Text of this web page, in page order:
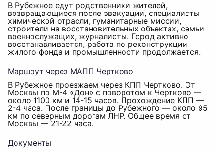
В Рубежное едут родственники жителей,
возвращающиеся после эвакуации, специалисты
химической отрасли, гуманитарные миссии,
строители на восстановительных объектах, семьи
военнослужащих, журналисты. Город активно
восстанавливается, работа по реконструкции
жилого фонда и промышленности продолжается.
Маршрут через МАПП Чертково
В Рубежное проезжаем через КПП Чертково. От
Москвы по М-4 «Дон» с поворотом к Чертково —
около 1100 км и 14-15 часов. Прохождение КПП —
2-4 часа. После границы до Рубежного — около 95
км по северным дорогам ЛНР. Общее время от
Москвы — 21-22 часа.
Документы